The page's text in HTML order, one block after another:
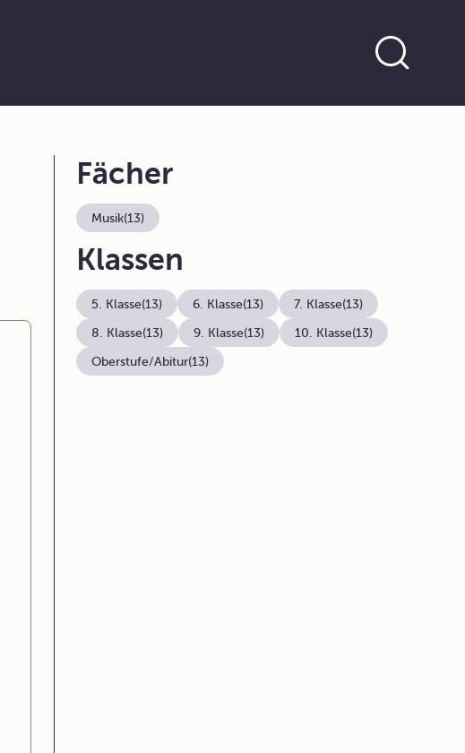
Fächer
Musik(13)
Klassen
5. Klasse(13) 6. Klasse(13) 7. Klasse(13)
8. Klasse(13) 9. Klasse(13) 10. Klasse(13)
Oberstufe/Abitur(13)